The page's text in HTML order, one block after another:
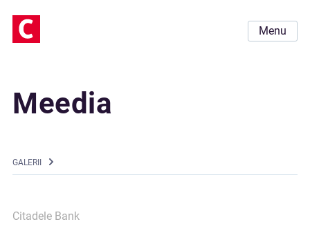
Menu
Meedia
GALERII
Citadele Bank